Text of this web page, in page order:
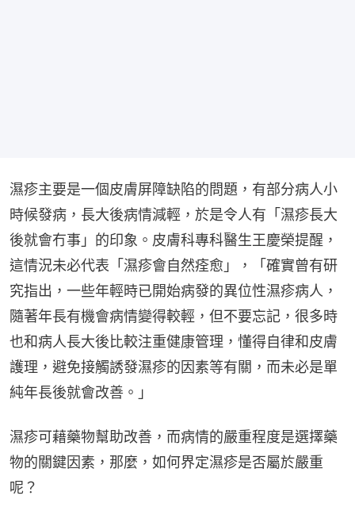
濕疹主要是一個皮膚屏障缺陷的問題，有部分病人小
時候發病，長大後病情減輕，於是令人有「濕疹長大
後就會冇事」的印象。皮膚科專科醫生王慶榮提醒，
這情況未必代表「濕疹會自然痊愈」，「確實曾有研
究指出，一些年輕時已開始病發的異位性濕疹病人，
隨著年長有機會病情變得較輕，但不要忘記，很多時
也和病人長大後比較注重健康管理，懂得自律和皮膚
護理，避免接觸誘發濕疹的因素等有關，而未必是單
純年長後就會改善。」
濕疹可藉藥物幫助改善，而病情的嚴重程度是選擇藥
物的關鍵因素，那麼，如何界定濕疹是否屬於嚴重
呢？